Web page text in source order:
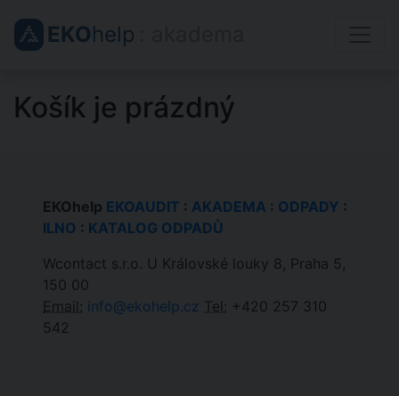
EKOhelp
Košík je prázdný
EKOhelp EKOAUDIT : AKADEMA : ODPADY :
ILNO : KATALOG ODPADŮ
Wcontact s.r.o. U Královské louky 8, Praha 5,
150 00
Email: info@ekohelp.cz Tel: +420 257 310
542